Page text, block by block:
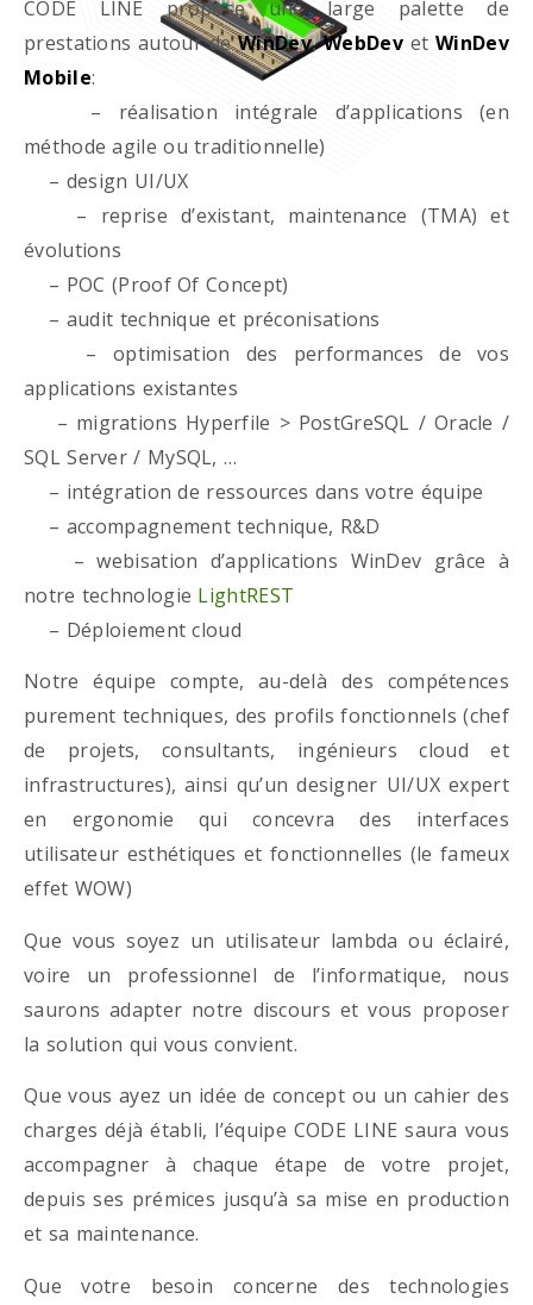
CODE LINE propose une large palette de
prestations autour deWinDev,WebDevet WinDev
Mobile:
– réalisation intégrale d’applications (en
méthode agile ou traditionnelle)
– design UI/UX
– reprise d’existant, maintenance (TMA) et
évolutions
– POC (Proof Of Concept)
– audit technique et préconisations
– optimisation des performances de vos
applications existantes
– migrations Hyperfile > PostGreSQL / Oracle /
SQL Server / MySQL, …
– intégration de ressources dans votre équipe
– accompagnement technique, R&D
– webisation d’applications WinDev grâce à
notre technologie LightREST
– Déploiement cloud
Notre équipe compte, au-delà des compétences
purement techniques, des profils fonctionnels (chef
de projets, consultants, ingénieurs cloud et
infrastructures), ainsi qu’un designer UI/UX expert
en ergonomie qui concevra des interfaces
utilisateur esthétiques et fonctionnelles (le fameux
effet WOW)
Que vous soyez un utilisateur lambda ou éclairé,
voire un professionnel de l’informatique, nous
saurons adapter notre discours et vous proposer
la solution qui vous convient.
Que vous ayez un idée de concept ou un cahier des
charges déjà établi, l’équipe CODE LINE saura vous
accompagner à chaque étape de votre projet,
depuis ses prémices jusqu’à sa mise en production
et sa maintenance.
Que votre besoin concerne des technologies